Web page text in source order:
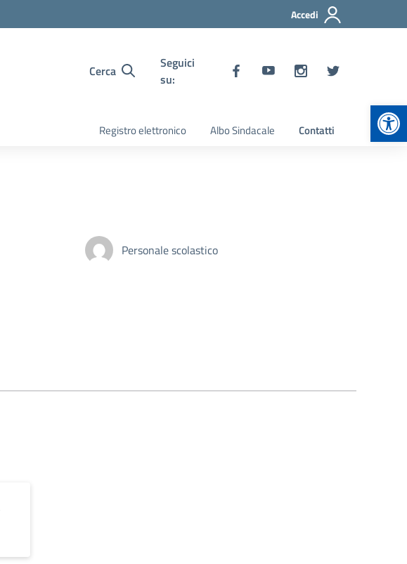
Accedi
Cerca
Seguici
su:
Registro elettronico Albo Sindacale Contatti
Personale scolastico